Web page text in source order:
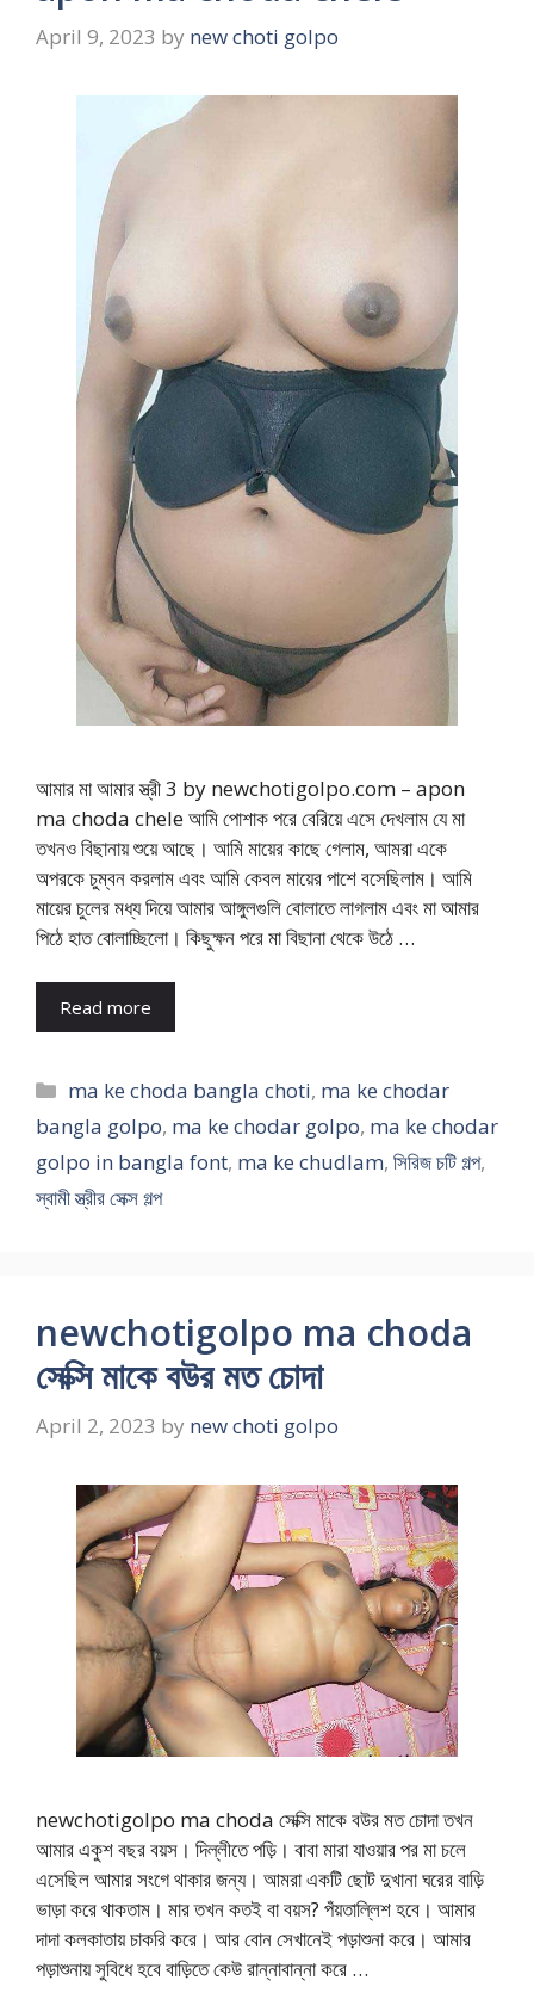
April 9, 2023 by new choti golpo
আমার মা আমার স্ত্রী 3 by newchotigolpo.com – apon
ma choda chele আমি পোশাক পরে বেরিয়ে এসে দেখলাম যে মা
তখনও বিছানায় শুয়ে আছে। আমি মায়ের কাছে গেলাম, আমরা একে
অপরকে চুম্বন করলাম এবং আমি কেবল মায়ের পাশে বসেছিলাম। আমি
মায়ের চুলের মধ্য দিয়ে আমার আঙ্গুলগুলি বোলাতে লাগলাম এবং মা আমার
পিঠে হাত বোলাচ্ছিলো। কিছুক্ষন পরে মা বিছানা থেকে উঠে …
Read more
Categories
ma ke choda bangla choti, ma ke chodar
bangla golpo, ma ke chodar golpo, ma ke chodar
golpo in bangla font, ma ke chudlam, সিরিজ চটি গল্প,
স্বামী স্ত্রীর সেক্স গল্প
newchotigolpo ma choda
সেক্সি মাকে বউর মত চোদা
April 2, 2023 by new choti golpo
newchotigolpo ma choda সেক্সি মাকে বউর মত চোদা তখন
আমার একুশ বছর বয়স। দিল্লীতে পড়ি। বাবা মারা যাওয়ার পর মা চলে
এসেছিল আমার সংগে থাকার জন্য। আমরা একটি ছোট দুখানা ঘরের বাড়ি
ভাড়া করে থাকতাম। মার তখন কতই বা বয়স? পঁয়তাল্লিশ হবে। আমার
দাদা কলকাতায় চাকরি করে। আর বোন সেখানেই পড়াশুনা করে। আমার
পড়াশুনায় সুবিধে হবে বাড়িতে কেউ রান্নাবান্না করে …